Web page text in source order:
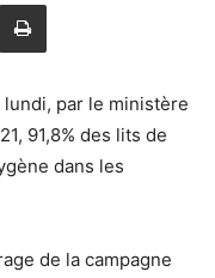
par le ministère
91,8% des lits de
dans les
de la campagne